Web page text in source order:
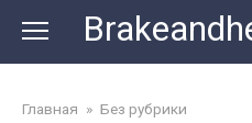
content
Главная » Без рубрики